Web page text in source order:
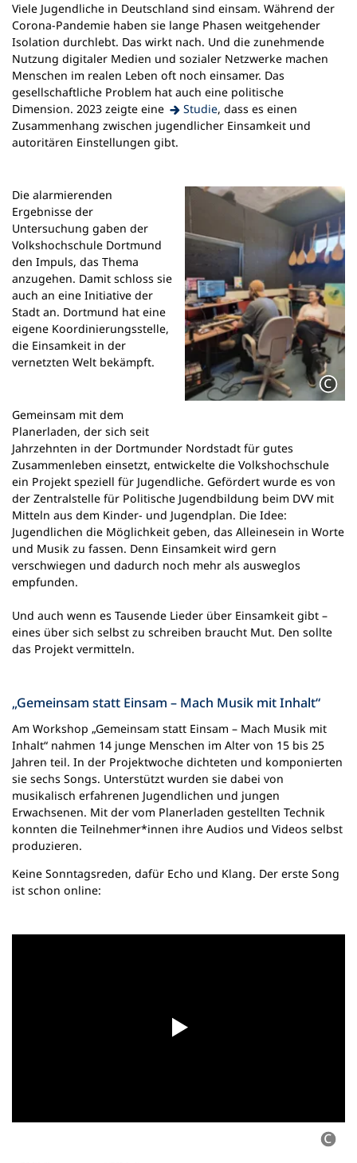
Viele Jugendliche in Deutschland sind einsam. Während der
Corona-Pandemie haben sie lange Phasen weitgehender
Isolation durchlebt. Das wirkt nach. Und die zunehmende
Nutzung digitaler Medien und sozialer Netzwerke machen
Menschen im realen Leben oft noch einsamer. Das
gesellschaftliche Problem hat auch eine politische
Dimension. 2023 zeigte eine
Studie
(Öffnet
einem
, dass es einen
Zusammenhang zwischen jugendlicher Einsamkeit und
autoritären Einstellungen gibt.
Die alarmierenden
Ergebnisse der
Untersuchung gaben der
Volkshochschule Dortmund
den Impuls, das Thema
anzugehen. Damit schloss sie
auch an eine Initiative der
Stadt an. Dortmund hat eine
eigene Koordinierungsstelle,
die Einsamkeit in der
vernetzten Welt bekämpft.
Gemeinsam mit dem
Planerladen, der sich seit
Jahrzehnten in der Dortmunder Nordstadt für gutes
Zusammenleben einsetzt, entwickelte die Volkshochschule
ein Projekt speziell für Jugendliche. Gefördert wurde es von
der Zentralstelle für Politische Jugendbildung beim DVV mit
Mitteln aus dem Kinder- und Jugendplan. Die Idee:
Jugendlichen die Möglichkeit geben, das Alleinesein in Worte
und Musik zu fassen. Denn Einsamkeit wird gern
verschwiegen und dadurch noch mehr als ausweglos
empfunden.
Und auch wenn es Tausende Lieder über Einsamkeit gibt –
eines über sich selbst zu schreiben braucht Mut. Den sollte
das Projekt vermitteln.
„Gemeinsam statt Einsam – Mach Musik mit Inhalt“
Am Workshop „Gemeinsam statt Einsam – Mach Musik mit
Inhalt“ nahmen 14 junge Menschen im Alter von 15 bis 25
Jahren teil. In der Projektwoche dichteten und komponierten
sie sechs Songs. Unterstützt wurden sie dabei von
musikalisch erfahrenen Jugendlichen und jungen
Erwachsenen. Mit der vom Planerladen gestellten Technik
konnten die Teilnehmer*innen ihre Audios und Videos selbst
produzieren.
Keine Sonntagsreden, dafür Echo und Klang. Der erste Song
ist schon online: